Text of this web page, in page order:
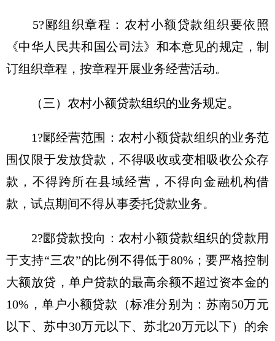
5?郾组织章程：农村小额贷款组织要依照
《中华人民共和国公司法》和本意见的规定，制
订组织章程，按章程开展业务经营活动。
（三）农村小额贷款组织的业务规定。
1?郾经营范围：农村小额贷款组织的业务范
围仅限于发放贷款，不得吸收或变相吸收公众存
款，不得跨所在县域经营，不得向金融机构借
款，试点期间不得从事委托贷款业务。
2?郾贷款投向：农村小额贷款组织的贷款用
于支持“三农”的比例不得低于80%；要严格控制
大额放贷，单户贷款的最高余额不超过资本金的
10%，单户小额贷款（标准分别为：苏南50万元
以下、苏中30万元以下、苏北20万元以下）的余